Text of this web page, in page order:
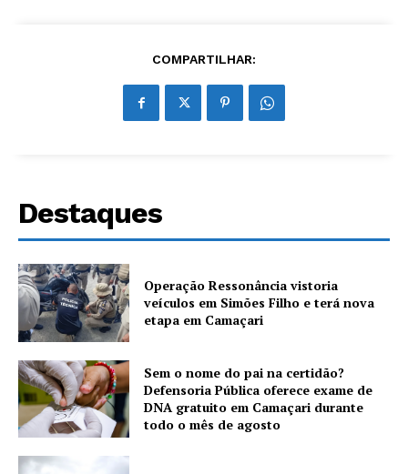
COMPARTILHAR:
Destaques
Operação Ressonância vistoria
veículos em Simões Filho e terá nova
etapa em Camaçari
Sem o nome do pai na certidão?
Defensoria Pública oferece exame de
DNA gratuito em Camaçari durante
todo o mês de agosto